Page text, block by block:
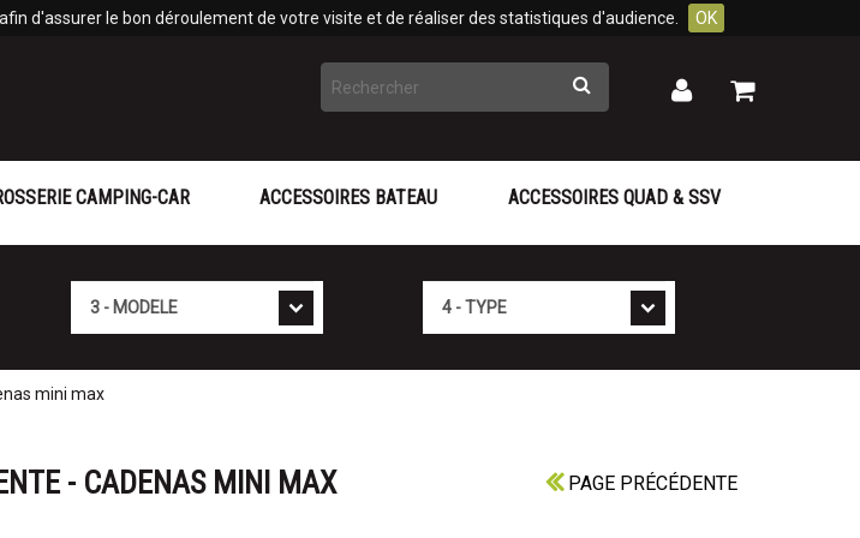
d'assurer le bon déroulement de votre visite et de réaliser des statistiques d'audience. OK
Rechercher Mon
Mon
CAMPING-CAR ACCESSOIRES BATEAU ACCESSOIRES QUAD & SSV
mini max
PAGE PRÉCÉDENTE
- CADENAS MINI MAX